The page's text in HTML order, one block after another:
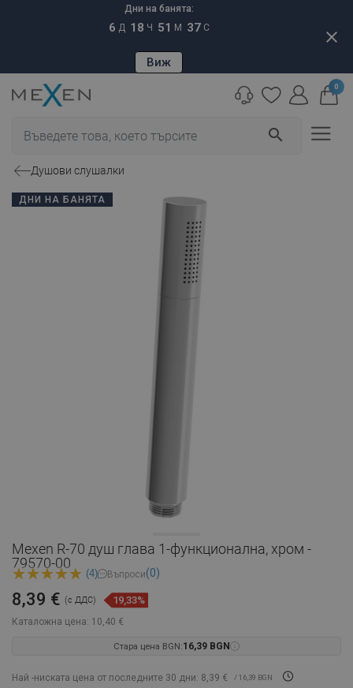
Дни на банята:
6 Д 18 Ч 51 М 36 С
Виж
close
search
0
Душови слушалки
ДНИ НА БАНЯТА
Mexen R-70 душ глава 1-функционална, хром -
79570-00
(4) Въпроси(0)
Каталожна цена: 10,40 €
8,39 € (с ДДС) 19,33%
Стара цена BGN:16,39 BGN
Най -ниската цена от последните 30 дни: 8,39 € / 16,39 BGN